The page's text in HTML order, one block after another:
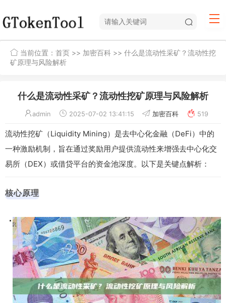
当前位置： 首页 >> 加密百科 >> 什么是流动性采矿？流动性挖
矿原理与风险解析
什么是流动性采矿？流动性挖矿原理与风险解析
admin 2025-07-02 13:41:15 加密百科 519
流动性挖矿（Liquidity Mining）是去中心化金融（DeFi）中的
一种激励机制，旨在通过奖励用户提供流动性来增强去中心化交
易所（DEX）或借贷平台的资金池深度。以下是关键点解析：
核心原理